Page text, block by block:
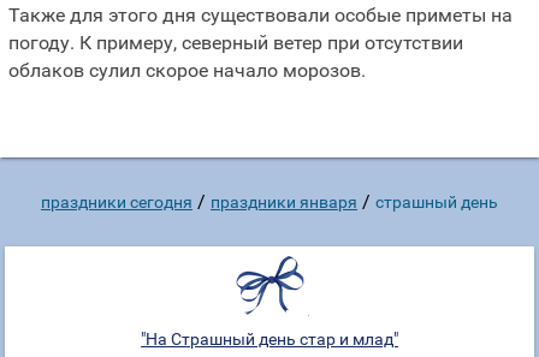
Также для этого дня существовали особые приметы на
погоду. К примеру, северный ветер при отсутствии
облаков сулил скорое начало морозов.
праздники сегодня / праздники января / страшный день
"На Страшный день стар и млад"